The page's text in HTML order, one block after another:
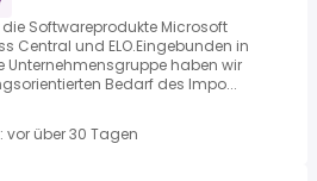
die Softwareprodukte Microsoft
Central und ELO.Eingebunden in
Unternehmensgruppe haben wir
Bedarf des Impo...
vor über 30 Tagen